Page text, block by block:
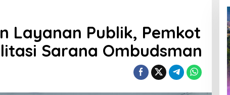
Layanan Publik, Pemkot
Sarana Ombudsman